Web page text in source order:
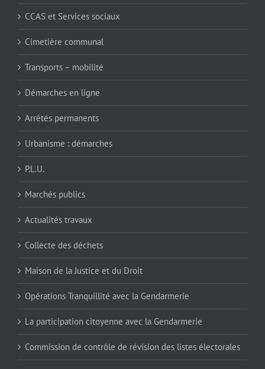
CCAS et Services sociaux
Cimetière communal
Transports – mobilité
Démarches en ligne
Arrêtés permanents
Urbanisme : démarches
P.L.U.
Marchés publics
Actualités travaux
Collecte des déchets
Maison de la Justice et du Droit
Opérations Tranquillité avec la Gendarmerie
La participation citoyenne avec la Gendarmerie
Commission de contrôle de révision des listes électorales